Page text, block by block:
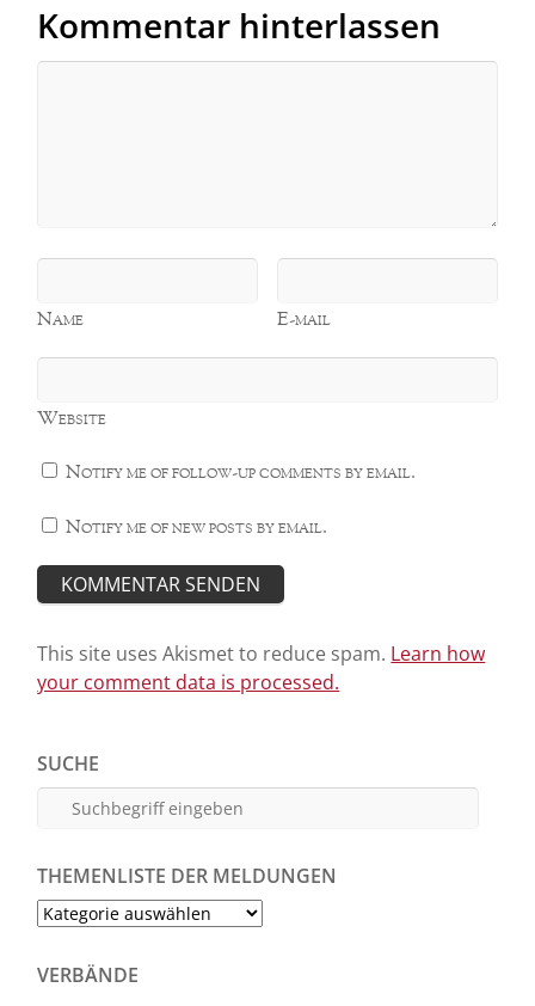
Kommentar hinterlassen
Name E-mail
Website
Notify me of follow-up comments by email.
Notify me of new posts by email.
This site uses Akismet to reduce spam. Learn how
your comment data is processed.
SUCHE
THEMENLISTE DER MELDUNGEN
Themenliste
Meldungen
VERBÄNDE